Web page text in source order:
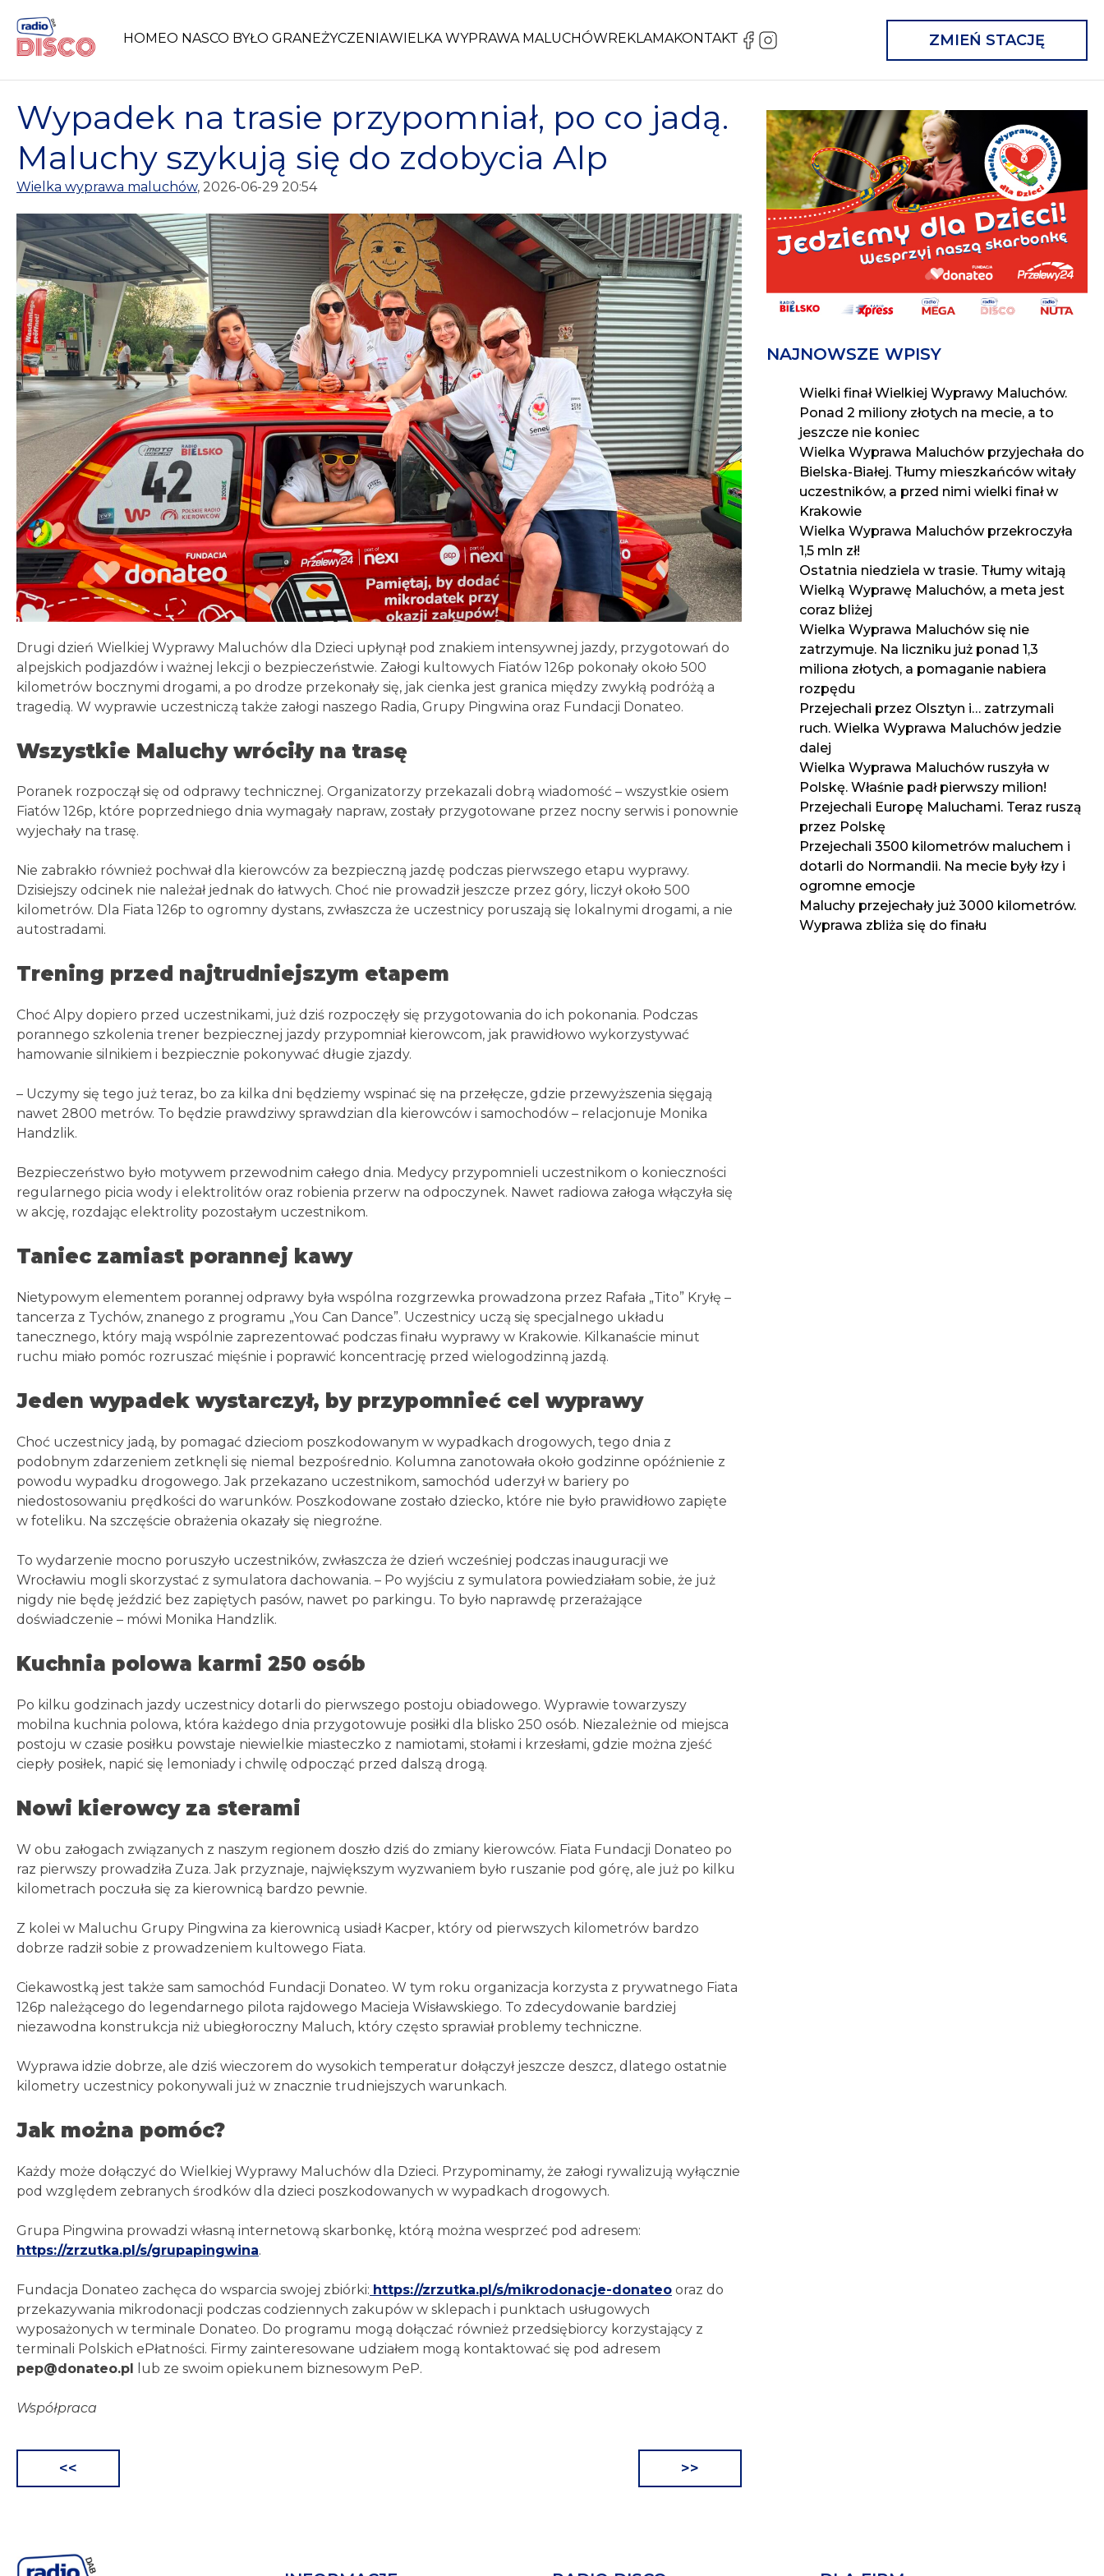
content
HOMEO NASCO BYŁO GRANEŻYCZENIAWIELKA WYPRAWA MALUCHÓWREKLAMAKONTAKT FB IG ZMIEŃ STACJĘ
Wypadek na trasie przypomniał, po co jadą.
Maluchy szykują się do zdobycia Alp
Wielka wyprawa maluchów, 2026-06-29 20:54
Drugi dzień Wielkiej Wyprawy Maluchów dla Dzieci upłynął pod znakiem intensywnej jazdy, przygotowań do
alpejskich podjazdów i ważnej lekcji o bezpieczeństwie. Załogi kultowych Fiatów 126p pokonały około 500
kilometrów bocznymi drogami, a po drodze przekonały się, jak cienka jest granica między zwykłą podróżą a
tragedią. W wyprawie uczestniczą także załogi naszego Radia, Grupy Pingwina oraz Fundacji Donateo.
Wszystkie Maluchy wróciły na trasę
Poranek rozpoczął się od odprawy technicznej. Organizatorzy przekazali dobrą wiadomość – wszystkie osiem
Fiatów 126p, które poprzedniego dnia wymagały napraw, zostały przygotowane przez nocny serwis i ponownie
wyjechały na trasę.
Nie zabrakło również pochwał dla kierowców za bezpieczną jazdę podczas pierwszego etapu wyprawy.
Dzisiejszy odcinek nie należał jednak do łatwych. Choć nie prowadził jeszcze przez góry, liczył około 500
kilometrów. Dla Fiata 126p to ogromny dystans, zwłaszcza że uczestnicy poruszają się lokalnymi drogami, a nie
autostradami.
Trening przed najtrudniejszym etapem
Choć Alpy dopiero przed uczestnikami, już dziś rozpoczęły się przygotowania do ich pokonania. Podczas
porannego szkolenia trener bezpiecznej jazdy przypomniał kierowcom, jak prawidłowo wykorzystywać
hamowanie silnikiem i bezpiecznie pokonywać długie zjazdy.
– Uczymy się tego już teraz, bo za kilka dni będziemy wspinać się na przełęcze, gdzie przewyższenia sięgają
nawet 2800 metrów. To będzie prawdziwy sprawdzian dla kierowców i samochodów – relacjonuje Monika
Handzlik.
Bezpieczeństwo było motywem przewodnim całego dnia. Medycy przypomnieli uczestnikom o konieczności
regularnego picia wody i elektrolitów oraz robienia przerw na odpoczynek. Nawet radiowa załoga włączyła się
w akcję, rozdając elektrolity pozostałym uczestnikom.
Taniec zamiast porannej kawy
Nietypowym elementem porannej odprawy była wspólna rozgrzewka prowadzona przez Rafała „Tito” Kryłę –
tancerza z Tychów, znanego z programu „You Can Dance”. Uczestnicy uczą się specjalnego układu
tanecznego, który mają wspólnie zaprezentować podczas finału wyprawy w Krakowie. Kilkanaście minut
ruchu miało pomóc rozruszać mięśnie i poprawić koncentrację przed wielogodzinną jazdą.
Jeden wypadek wystarczył, by przypomnieć cel wyprawy
Choć uczestnicy jadą, by pomagać dzieciom poszkodowanym w wypadkach drogowych, tego dnia z
podobnym zdarzeniem zetknęli się niemal bezpośrednio. Kolumna zanotowała około godzinne opóźnienie z
powodu wypadku drogowego. Jak przekazano uczestnikom, samochód uderzył w bariery po
niedostosowaniu prędkości do warunków. Poszkodowane zostało dziecko, które nie było prawidłowo zapięte
w foteliku. Na szczęście obrażenia okazały się niegroźne.
To wydarzenie mocno poruszyło uczestników, zwłaszcza że dzień wcześniej podczas inauguracji we
Wrocławiu mogli skorzystać z symulatora dachowania. – Po wyjściu z symulatora powiedziałam sobie, że już
nigdy nie będę jeździć bez zapiętych pasów, nawet po parkingu. To było naprawdę przerażające
doświadczenie – mówi Monika Handzlik.
Kuchnia polowa karmi 250 osób
Po kilku godzinach jazdy uczestnicy dotarli do pierwszego postoju obiadowego. Wyprawie towarzyszy
mobilna kuchnia polowa, która każdego dnia przygotowuje posiłki dla blisko 250 osób. Niezależnie od miejsca
postoju w czasie posiłku powstaje niewielkie miasteczko z namiotami, stołami i krzesłami, gdzie można zjeść
ciepły posiłek, napić się lemoniady i chwilę odpocząć przed dalszą drogą.
Nowi kierowcy za sterami
W obu załogach związanych z naszym regionem doszło dziś do zmiany kierowców. Fiata Fundacji Donateo po
raz pierwszy prowadziła Zuza. Jak przyznaje, największym wyzwaniem było ruszanie pod górę, ale już po kilku
kilometrach poczuła się za kierownicą bardzo pewnie.
Z kolei w Maluchu Grupy Pingwina za kierownicą usiadł Kacper, który od pierwszych kilometrów bardzo
dobrze radził sobie z prowadzeniem kultowego Fiata.
Ciekawostką jest także sam samochód Fundacji Donateo. W tym roku organizacja korzysta z prywatnego Fiata
126p należącego do legendarnego pilota rajdowego Macieja Wisławskiego. To zdecydowanie bardziej
niezawodna konstrukcja niż ubiegłoroczny Maluch, który często sprawiał problemy techniczne.
Wyprawa idzie dobrze, ale dziś wieczorem do wysokich temperatur dołączył jeszcze deszcz, dlatego ostatnie
kilometry uczestnicy pokonywali już w znacznie trudniejszych warunkach.
Jak można pomóc?
Każdy może dołączyć do Wielkiej Wyprawy Maluchów dla Dzieci. Przypominamy, że załogi rywalizują wyłącznie
pod względem zebranych środków dla dzieci poszkodowanych w wypadkach drogowych.
Grupa Pingwina prowadzi własną internetową skarbonkę, którą można wesprzeć pod adresem:
https://zrzutka.pl/s/grupapingwina.
Fundacja Donateo zachęca do wsparcia swojej zbiórki: https://zrzutka.pl/s/mikrodonacje-donateo oraz do
przekazywania mikrodonacji podczas codziennych zakupów w sklepach i punktach usługowych
wyposażonych w terminale Donateo. Do programu mogą dołączać również przedsiębiorcy korzystający z
terminali Polskich ePłatności. Firmy zainteresowane udziałem mogą kontaktować się pod adresem
pep@donateo.pl lub ze swoim opiekunem biznesowym PeP.
Współpraca
Nawigacja
<< >>
NAJNOWSZE WPISY
Wielki finał Wielkiej Wyprawy Maluchów.
Ponad 2 miliony złotych na mecie, a to
jeszcze nie koniec
Wielka Wyprawa Maluchów przyjechała do
Bielska-Białej. Tłumy mieszkańców witały
uczestników, a przed nimi wielki finał w
Krakowie
Wielka Wyprawa Maluchów przekroczyła
1,5 mln zł!
Ostatnia niedziela w trasie. Tłumy witają
Wielką Wyprawę Maluchów, a meta jest
coraz bliżej
Wielka Wyprawa Maluchów się nie
zatrzymuje. Na liczniku już ponad 1,3
miliona złotych, a pomaganie nabiera
rozpędu
Przejechali przez Olsztyn i… zatrzymali
ruch. Wielka Wyprawa Maluchów jedzie
dalej
Wielka Wyprawa Maluchów ruszyła w
Polskę. Właśnie padł pierwszy milion!
Przejechali Europę Maluchami. Teraz ruszą
przez Polskę
Przejechali 3500 kilometrów maluchem i
dotarli do Normandii. Na mecie były łzy i
ogromne emocje
Maluchy przejechały już 3000 kilometrów.
Wyprawa zbliża się do finału